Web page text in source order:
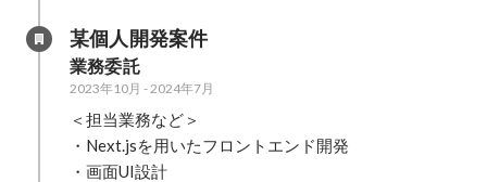
某個人開発案件
業務委託
2023年10月 -2024年7月
＜担当業務など＞
・Next.jsを用いたフロントエンド開発
・画面UI設計